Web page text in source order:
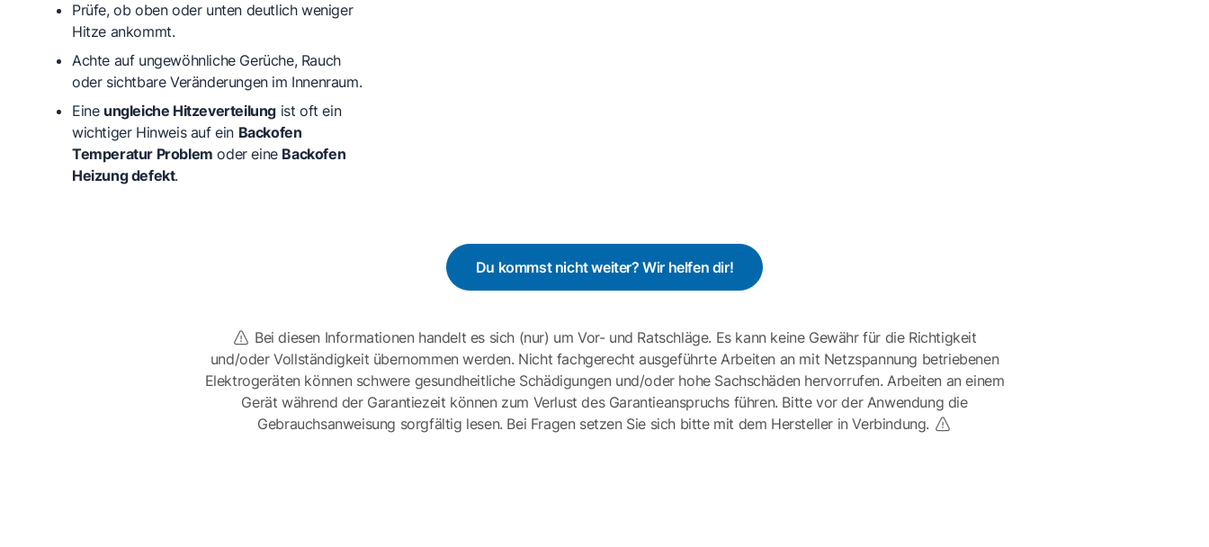
Prüfe, ob oben oder unten deutlich weniger
Hitze ankommt.
Achte auf ungewöhnliche Gerüche, Rauch
oder sichtbare Veränderungen im Innenraum.
Eine ungleiche Hitzeverteilung ist oft ein
wichtiger Hinweis auf ein Backofen
Temperatur Problem oder eine Backofen
Heizung defekt.
Du kommst nicht weiter? Wir helfen dir!
Bei diesen Informationen handelt es sich (nur) um Vor- und Ratschläge. Es kann keine Gewähr für die Richtigkeit
und/oder Vollständigkeit übernommen werden. Nicht fachgerecht ausgeführte Arbeiten an mit Netzspannung betriebenen
Elektrogeräten können schwere gesundheitliche Schädigungen und/oder hohe Sachschäden hervorrufen. Arbeiten an einem
Gerät während der Garantiezeit können zum Verlust des Garantieanspruchs führen. Bitte vor der Anwendung die
Gebrauchsanweisung sorgfältig lesen. Bei Fragen setzen Sie sich bitte mit dem Hersteller in Verbindung.